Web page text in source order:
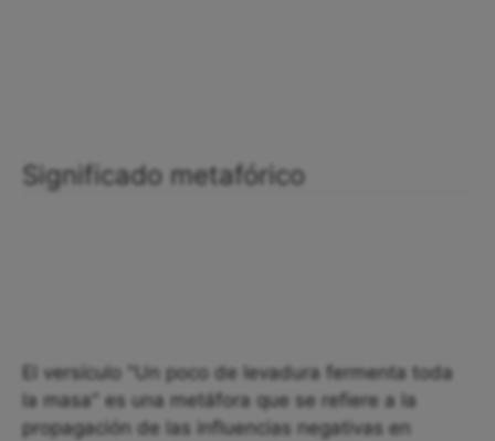
Significado metafórico
El versículo "Un poco de levadura fermenta toda
la masa" es una metáfora que se refiere a la
propagación de las influencias negativas en